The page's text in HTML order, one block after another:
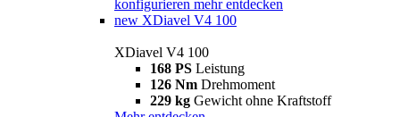
konfigurieren mehr entdecken
new XDiavel V4 100
XDiavel V4 100
168 PS Leistung
126 Nm Drehmoment
229 kg Gewicht ohne Kraftstoff